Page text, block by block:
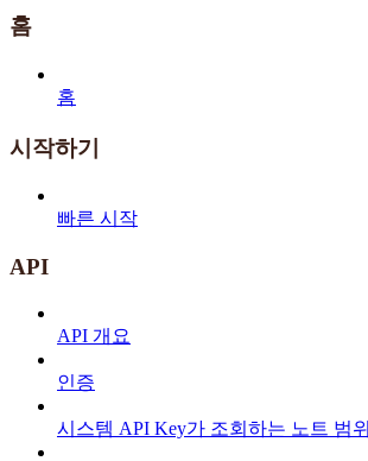
홈
홈
시작하기
빠른 시작
API
API 개요
인증
시스템 API Key가 조회하는 노트 범위